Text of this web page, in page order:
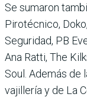
Se sumaron
Pirotécnico,
Seguridad, PB
Ana Ratti, The
Soul. Además de
vajillería y de La